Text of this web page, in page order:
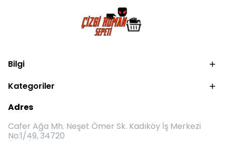
Bilgi
Kategoriler
Adres
Cafer Ağa Mh. Neşet Ömer Sk. Kadıköy İş Merkezi
No:1/49, 34720